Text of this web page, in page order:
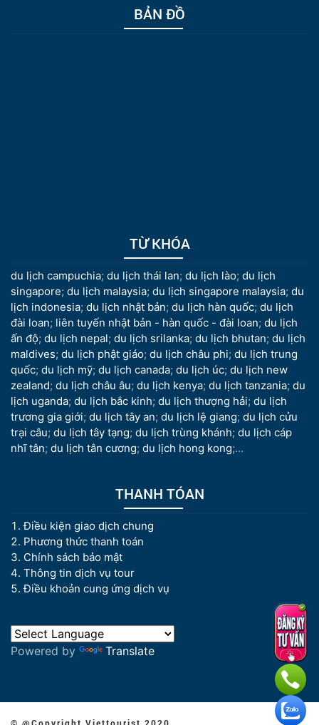
BẢN ĐỒ
TỪ KHÓA
du lịch campuchia; du lịch thái lan; du lịch lào; du lịch
singapore; du lịch malaysia; du lịch singapore malaysia; du
lịch indonesia; du lịch nhật bản; du lịch hàn quốc; du lịch
đài loan; liên tuyến nhật bản - hàn quốc - đài loan; du lịch
ấn độ; du lịch nepal; du lịch srilanka; du lịch bhutan; du lịch
maldives; du lịch phật giáo; du lịch châu phi; du lịch trung
quốc; du lịch mỹ; du lịch canada; du lịch úc; du lịch new
zealand; du lịch châu âu; du lịch kenya; du lịch tanzania; du
lịch uganda; du lịch bắc kinh; du lịch thượng hải; du lịch
trương gia giới; du lịch tây an; du lịch lệ giang; du lịch cửu
trại câu; du lịch tây tạng; du lịch trùng khánh; du lịch cáp
nhĩ tân; du lịch tân cương; du lịch hong kong;...
THANH TÓAN
Điều kiện giao dịch chung
Phương thức thanh toán
Chính sách bảo mật
Thông tin dịch vụ tour
Điều khoản cung ứng dịch vụ
Powered by Translate